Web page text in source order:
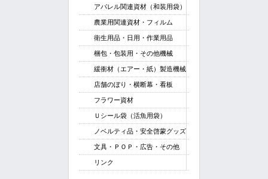
アパレル関連資材（和装用袋）
農業用関連資材・フィルム
衛生用品・日用・作業用品
梱包・包装用・その他機械
緩衝材（エアー・紙）製造機械
店舗のぼり・横断幕・看板
フラワー資材
Ｕシール袋（活魚用袋）
ノベルティ品・安全啓蒙グッズ
文具・ＰＯＰ・広告・その他
リンク